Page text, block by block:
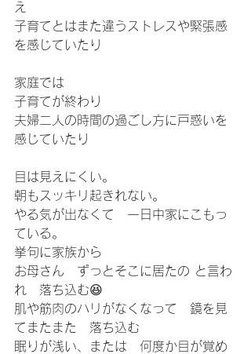
え
子育てとはまた違うストレスや緊張感
を感じていたり
家庭では
子育てが終わり
夫婦二人の時間の過ごし方に戸惑いを
感じていたり
目は見えにくい。
朝もスッキリ起きれない。
やる気が出なくて　一日中家にこもっ
ている。
挙句に家族から
お母さん　ずっとそこに居たの と言わ
れ　落ち込む😆
肌や筋肉のハリがなくなって　鏡を見
てまたまた　落ち込む
眠りが浅い、または　何度か目が覚め